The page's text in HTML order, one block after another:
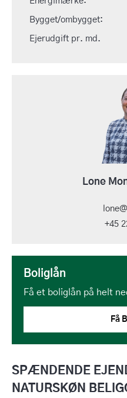
SPÆNDENDE
NATURSKØN
Bygget/ombygget:
Ejerudgift pr. md.
Lone
+45
Boliglån
Få et boliglån på helt
Få